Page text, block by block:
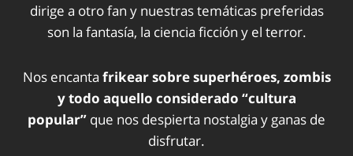
dirige a otro fan y nuestras temáticas preferidas
son la fantasía, la ciencia ficción y el terror.
Nos encanta frikear sobre superhéroes, zombis
y todo aquello considerado “cultura
popular” que nos despierta nostalgia y ganas de
disfrutar.